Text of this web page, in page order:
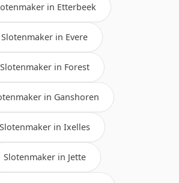
in Etterbeek
Slotenmaker in Evere
Slotenmaker in Forest
in Ganshoren
Slotenmaker in Ixelles
Slotenmaker in Jette